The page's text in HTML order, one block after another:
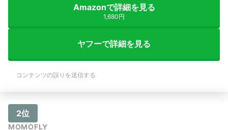
Amazonで詳細を見る
1,680円
ヤフーで詳細を見る
コンテンツの誤りを送信する
2位
MOMOFLY